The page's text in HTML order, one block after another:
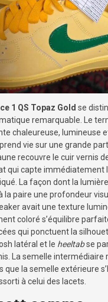
1 QS Topaz Gold se
remarquable. Le
chaleureuse, lumineuse
vie sur une grande
recouvre le cuir vernis
qui capte immédiatement
La façon dont la
la paire une profondeur
avait une texture
coloré s’équilibre
qui ponctuent la
latéral et le heeltabse
La semelle intermédiaire
que la semelle extérieure
à celui des lacets.